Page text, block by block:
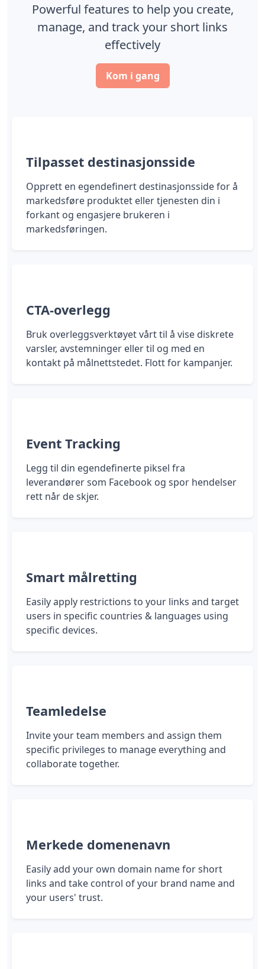
Powerful features to help you create,
manage, and track your short links
effectively
Kom i gang
Tilpasset destinasjonsside
Opprett en egendefinert destinasjonsside for å
markedsføre produktet eller tjenesten din i
forkant og engasjere brukeren i
markedsføringen.
CTA-overlegg
Bruk overleggsverktøyet vårt til å vise diskrete
varsler, avstemninger eller til og med en
kontakt på målnettstedet. Flott for kampanjer.
Event Tracking
Legg til din egendefinerte piksel fra
leverandører som Facebook og spor hendelser
rett når de skjer.
Smart målretting
Easily apply restrictions to your links and target
users in specific countries & languages using
specific devices.
Teamledelse
Invite your team members and assign them
specific privileges to manage everything and
collaborate together.
Merkede domenenavn
Easily add your own domain name for short
links and take control of your brand name and
your users' trust.